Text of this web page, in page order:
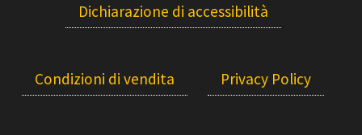
Dichiarazione di accessibilità
Condizioni di vendita Privacy Policy